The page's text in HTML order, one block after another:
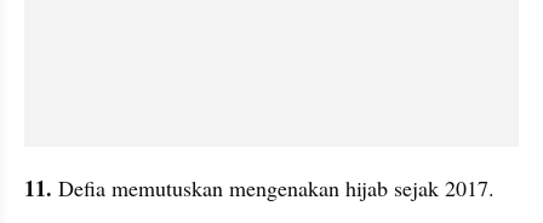
11. Defia memutuskan mengenakan hijab sejak 2017.